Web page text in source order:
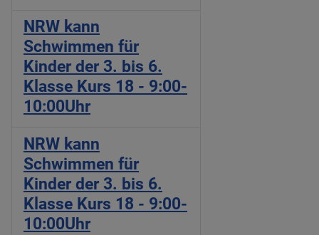
NRW kann
Schwimmen für
Kinder der 3. bis 6.
Klasse Kurs 18 - 9:00-
10:00Uhr
NRW kann
Schwimmen für
Kinder der 3. bis 6.
Klasse Kurs 18 - 9:00-
10:00Uhr